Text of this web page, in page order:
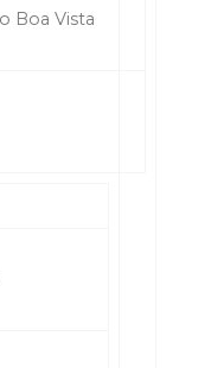
Boa Vista